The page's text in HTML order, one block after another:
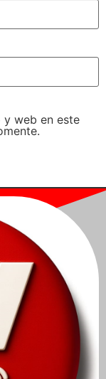
y web en este